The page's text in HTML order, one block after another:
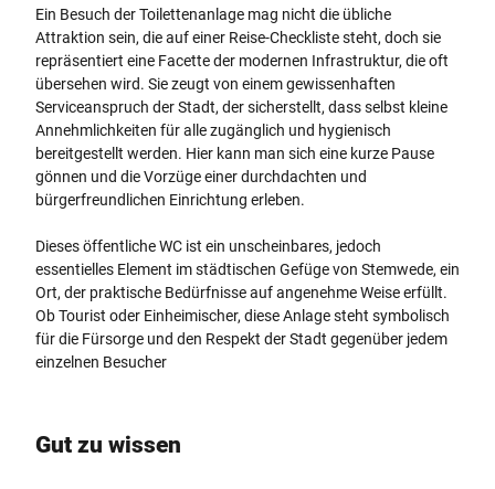
r
n
W
e
i
h
n
a
c
t
e
n
Ein Besuch der Toilettenanlage mag nicht die übliche
Attraktion sein, die auf einer Reise-Checkliste steht, doch sie
repräsentiert eine Facette der modernen Infrastruktur, die oft
übersehen wird. Sie zeugt von einem gewissenhaften
Serviceanspruch der Stadt, der sicherstellt, dass selbst kleine
Annehmlichkeiten für alle zugänglich und hygienisch
bereitgestellt werden. Hier kann man sich eine kurze Pause
gönnen und die Vorzüge einer durchdachten und
bürgerfreundlichen Einrichtung erleben.
Dieses öffentliche WC ist ein unscheinbares, jedoch
essentielles Element im städtischen Gefüge von Stemwede, ein
Ort, der praktische Bedürfnisse auf angenehme Weise erfüllt.
Ob Tourist oder Einheimischer, diese Anlage steht symbolisch
für die Fürsorge und den Respekt der Stadt gegenüber jedem
einzelnen Besucher
Gut zu wissen